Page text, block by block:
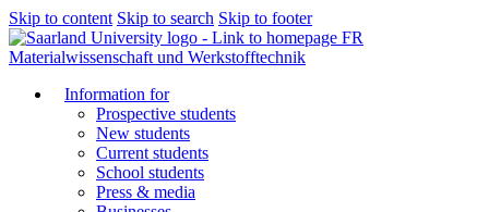
Skip to content Skip to search Skip to footer
FR
Materialwissenschaft und Werkstofftechnik
Information for
Prospective students
New students
Current students
School students
Press & media